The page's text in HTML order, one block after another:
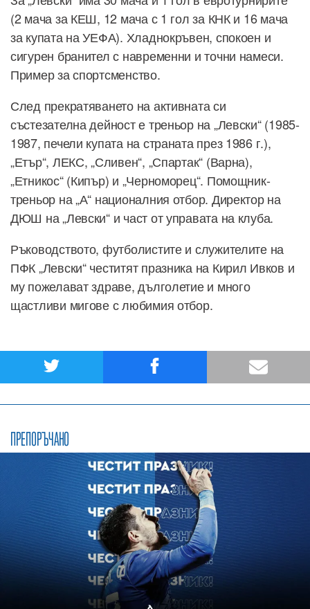
(2 мача за КЕШ, 12 мача с 1 гол за КНК и 16 мача
за купата на УЕФА). Хладнокръвен, спокоен и
сигурен бранител с навременни и точни намеси.
Пример за спортсменство.
След прекратяването на активната си
състезателна дейност е треньор на „Левски“ (1985-
1987, печели купата на страната през 1986 г.),
„Етър“, ЛЕКС, „Сливен“, „Спартак“ (Варна),
„Етникос“ (Кипър) и „Черноморец“. Помощник-
треньор на „А“ националния отбор. Директор на
ДЮШ на „Левски“ и част от управата на клуба.
Ръководството, футболистите и служителите на
ПФК „Левски“ честитят празника на Кирил Ивков и
му пожелават здраве, дълголетие и много
щастливи мигове с любимия отбор.
ПРЕПОРЪЧАНО